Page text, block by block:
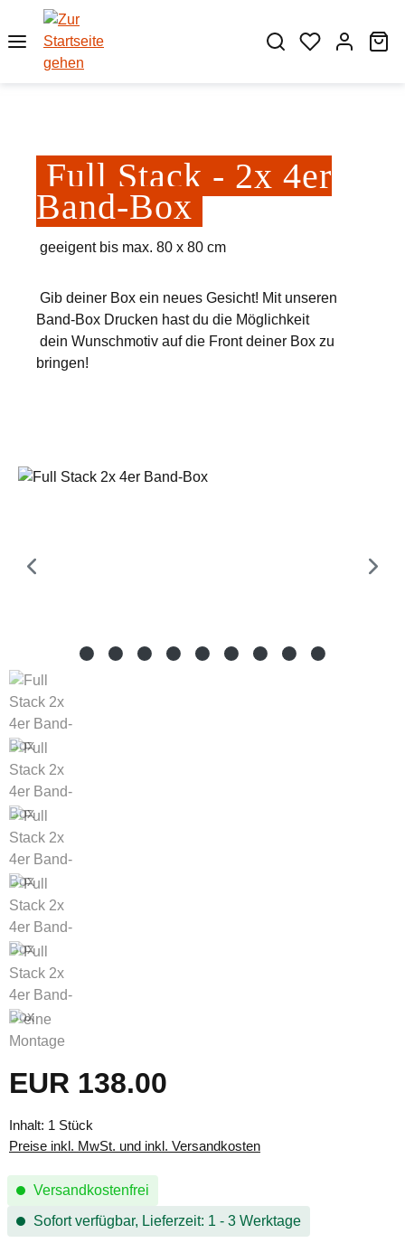
Zum Hauptinhalt springen
Full Stack - 2x 4er
Band-Box
geeigent bis max. 80 x 80 cm
Gib deiner Box ein neues Gesicht! Mit unseren
Band-Box Drucken hast du die Möglichkeit
dein Wunschmotiv auf die Front deiner Box zu
bringen!
Bildergalerie überspringen
Regulärer Preis:
EUR 138.00
Inhalt: 1 Stück
Preise inkl. MwSt. und inkl. Versandkosten
Versandkostenfrei
Sofort verfügbar, Lieferzeit: 1 - 3 Werktage